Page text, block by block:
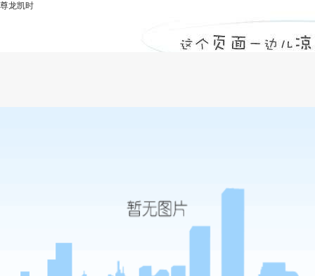
水利工程在规划阶段的风险及控制措施-尊
尊龙凯时